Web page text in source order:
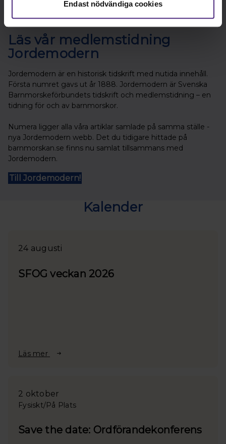
Endast nödvändiga cookies
Läs vår medlemstidning
Jordemodern
Jordemodern är en historisk tidskrift med nutida innehåll.
Första numret gavs ut år 1888. Jordemodern är Svenska
Barnmorskeförbundets tidskrift och medlemstidning – en
tidning för och av barnmorskor.
Numera ligger alla våra artiklar samlade på samma ställe -
nya Jordemodern webb. Det du tidigare hittade på
barnmorskan.se finns nu samlat tillsammans med
Jordemodern.
Till Jordemodern!
Kalender
24 augusti
SFOG veckan 2026
Läs mer
2 oktober
Fysiskt/På Plats
Save the date: Ordförandekonferens